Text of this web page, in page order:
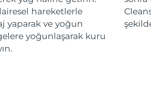
hareketlerle
yaparak ve yoğun
yoğunlaşarak kuru